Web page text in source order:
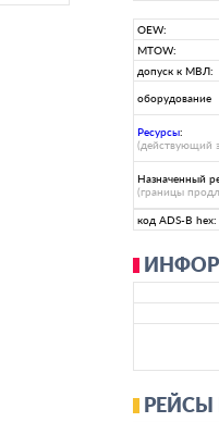
OEW:
MTOW:
допуск к МВЛ:
оборудование
Ресурсы:
(действующий
Назначенный
(границы
код ADS-B hex:
РЕЙСЫ